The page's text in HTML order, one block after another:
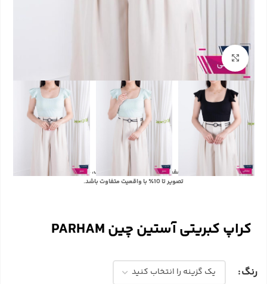
بزرگنمایی تصویر
با توجه به تفاوت رنگ‌ها در صفحه نمایش دستگاه‌های مختلف، ممکن است رنگ محصولات در
تصویر تا 10٪ با واقعیت متفاوت باشد.
کراپ کبریتی آستین چین PARHAM
رنگ